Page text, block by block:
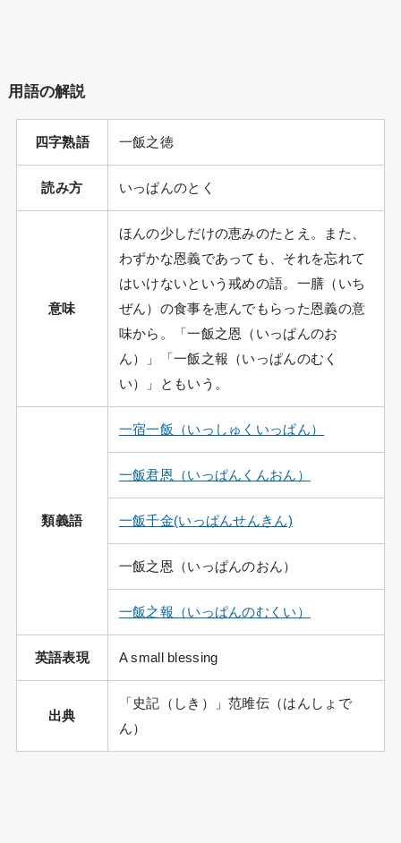
用語の解説
四字熟語 一飯之徳
読み方 いっぱんのとく
意味
ほんの少しだけの恵みのたとえ。また、
わずかな恩義であっても、それを忘れて
はいけないという戒めの語。一膳（いち
ぜん）の食事を恵んでもらった恩義の意
味から。「一飯之恩（いっぱんのお
ん）」「一飯之報（いっぱんのむく
い）」ともいう。
類義語
一宿一飯（いっしゅくいっぱん）
一飯君恩（いっぱんくんおん）
一飯千金(いっぱんせんきん)
一飯之恩（いっぱんのおん）
一飯之報（いっぱんのむくい）
英語表現 A small blessing
出典
「史記（しき）」范雎伝（はんしょで
ん）